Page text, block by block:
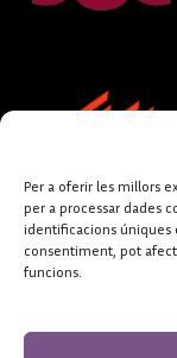
Per a oferir les millors
per a processar dades
identificacions úniques
consentiment, pot
funcions.
FUNDACIÓ